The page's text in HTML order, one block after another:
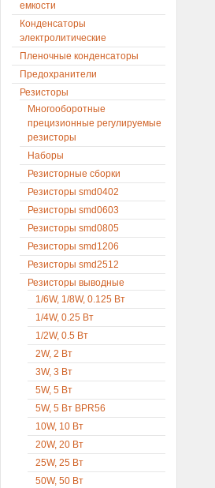
емкости
Конденсаторы
электролитические
Пленочные конденсаторы
Предохранители
Резисторы
Многооборотные
прецизионные регулируемые
резисторы
Наборы
Резисторные сборки
Резисторы smd0402
Резисторы smd0603
Резисторы smd0805
Резисторы smd1206
Резисторы smd2512
Резисторы выводные
1/6W, 1/8W, 0.125 Вт
1/4W, 0.25 Вт
1/2W, 0.5 Вт
2W, 2 Вт
3W, 3 Вт
5W, 5 Вт
5W, 5 Вт BPR56
10W, 10 Вт
20W, 20 Вт
25W, 25 Вт
50W, 50 Вт